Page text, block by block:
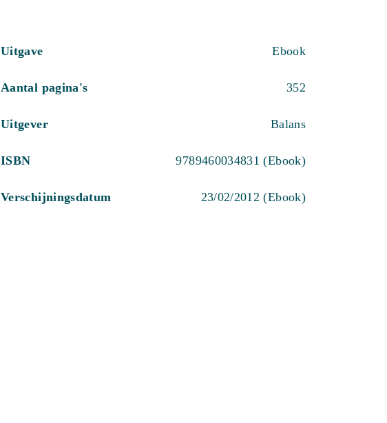
Uitgave Ebook
Aantal pagina's 352
Uitgever Balans
ISBN 9789460034831 (Ebook)
Verschijningsdatum 23/02/2012 (Ebook)